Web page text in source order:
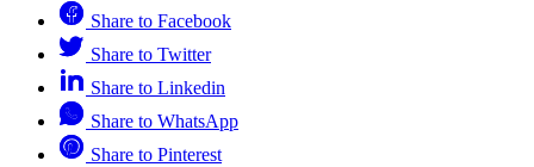
Share to Facebook
Share to Twitter
Share to Linkedin
Share to WhatsApp
Share to Pinterest